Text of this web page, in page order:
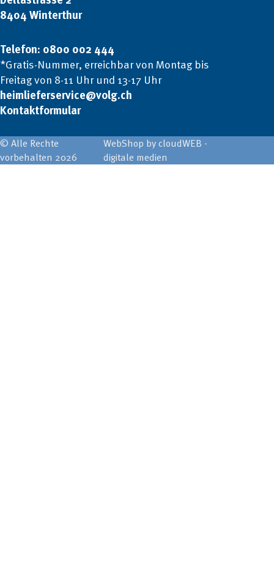
8404 Winterthur
Telefon: 0800 002 444
*Gratis-Nummer, erreichbar von Montag bis
Freitag von 8-11 Uhr und 13-17 Uhr
heimlieferservice@volg.ch
Kontaktformular
© Alle Rechte
vorbehalten 2026
WebShop by cloudWEB -
digitale medien